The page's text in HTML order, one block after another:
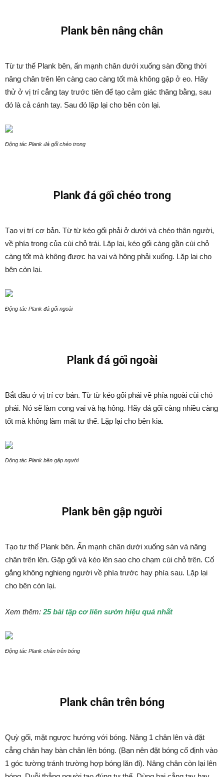
Plank bên nâng chân
Từ tư thế Plank bên, ấn mạnh chân dưới xuống sàn đồng thời
nâng chân trên lên càng cao càng tốt mà không gập ở eo. Hãy
thử ở vị trí cẳng tay trước tiên để tạo cảm giác thăng bằng, sau
đó là cả cánh tay. Sau đó lặp lại cho bên còn lại.
Động tác Plank đá gối chéo trong
Plank đá gối chéo trong
Tạo vị trí cơ bản. Từ từ kéo gối phải ở dưới và chéo thân người,
về phía trong của cùi chỏ trái. Lặp lại, kéo gối càng gần cùi chỏ
càng tốt mà không được hạ vai và hông phải xuống. Lặp lại cho
bên còn lại.
Động tác Plank đá gối ngoài
Plank đá gối ngoài
Bắt đầu ở vị trí cơ bản. Từ từ kéo gối phải về phía ngoài cùi chỏ
phải. Nó sẽ làm cong vai và hạ hông. Hãy đá gối càng nhiều càng
tốt mà không làm mất tư thế. Lặp lại cho bên kia.
Động tác Plank bên gập người
Plank bên gập người
Tạo tư thế Plank bên. Ấn mạnh chân dưới xuống sàn và nâng
chân trên lên. Gập gối và kéo lên sao cho chạm cùi chỏ trên. Cố
gắng không nghieng người về phía trước hay phía sau. Lặp lại
cho bên còn lại.
Xem thêm: 25 bài tập cơ liên sườn hiệu quả nhất
Động tác Plank chân trên bóng
Plank chân trên bóng
Quỳ gối, mặt ngược hướng với bóng. Nâng 1 chân lên và đặt
cẳng chân hay bàn chân lên bóng. (Bạn nên đặt bóng cố định vào
1 góc tường tránh trường hợp bóng lăn đi). Nâng chân còn lại lên